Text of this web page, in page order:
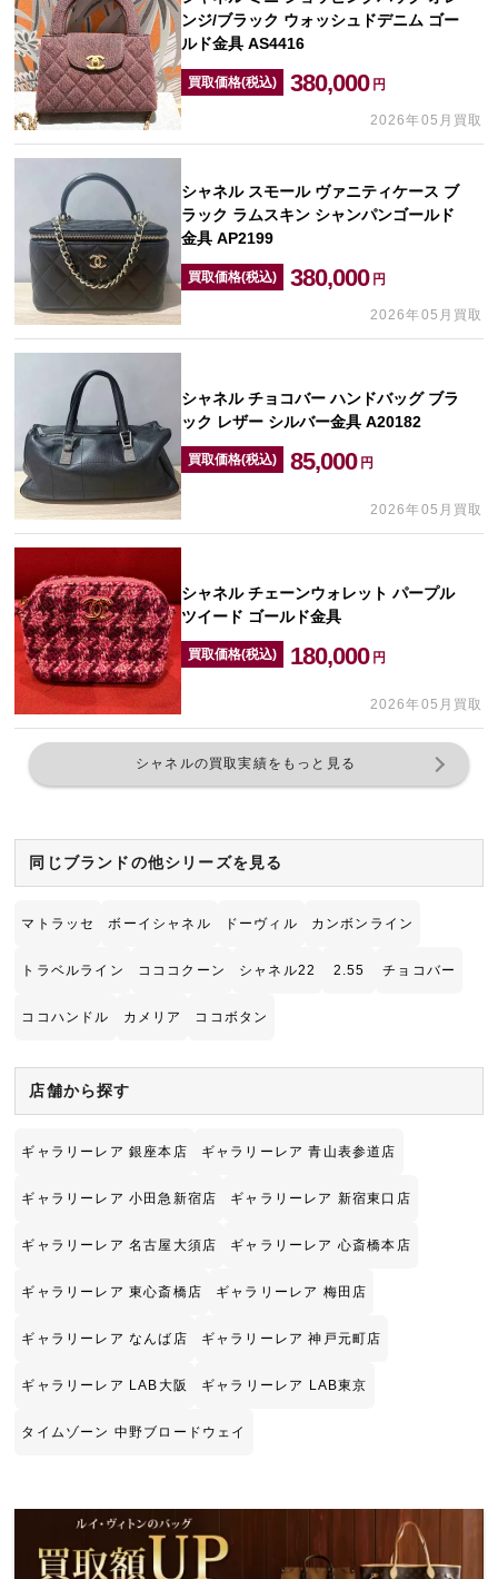
ンジ/ブラック ウォッシュドデニム ゴー
ルド金具 AS4416
買取価格(税込) 380,000 円
2026年05月買取
シャネル スモール ヴァニティケース ブ
ラック ラムスキン シャンパンゴールド
金具 AP2199
買取価格(税込) 380,000 円
2026年05月買取
シャネル チョコバー ハンドバッグ ブラ
ック レザー シルバー金具 A20182
買取価格(税込) 85,000 円
2026年05月買取
シャネル チェーンウォレット パープル
ツイード ゴールド金具
買取価格(税込) 180,000 円
2026年05月買取
シャネルの買取実績をもっと見る
同じブランドの他シリーズを見る
マトラッセ ボーイシャネル ドーヴィル カンボンライン
トラベルライン コココクーン シャネル22 2.55 チョコバー
ココハンドル カメリア ココボタン
店舗から探す
ギャラリーレア 銀座本店 ギャラリーレア 青山表参道店
ギャラリーレア 小田急新宿店 ギャラリーレア 新宿東口店
ギャラリーレア 名古屋大須店 ギャラリーレア 心斎橋本店
ギャラリーレア 東心斎橋店 ギャラリーレア 梅田店
ギャラリーレア なんば店 ギャラリーレア 神戸元町店
ギャラリーレア LAB大阪 ギャラリーレア LAB東京
タイムゾーン 中野ブロードウェイ